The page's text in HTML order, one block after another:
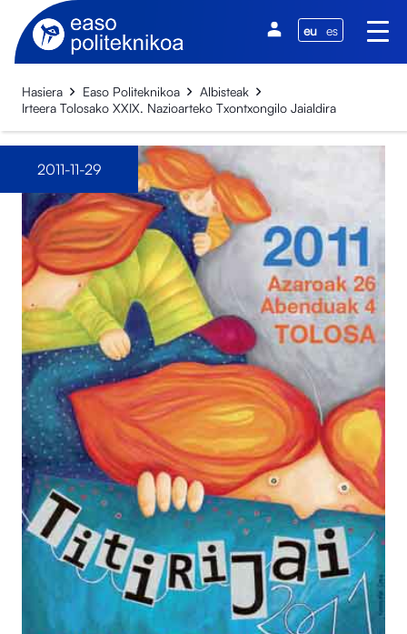
eu es
Hasiera Easo Politeknikoa
Albisteak
Irteera Tolosako XXIX. Nazioarteko Txontxongilo Jaialdira
2011-11-29